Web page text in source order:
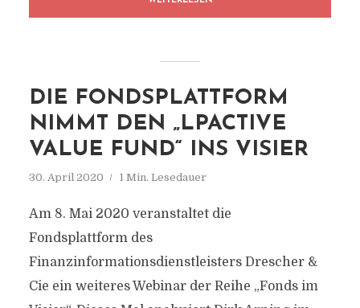
DIE FONDSPLATTFORM
NIMMT DEN „LPACTIVE
VALUE FUND“ INS VISIER
30. April 2020 1 Min. Lesedauer
Am 8. Mai 2020 veranstaltet die
Fondsplattform des
Finanzinformationsdienstleisters Drescher &
Cie ein weiteres Webinar der Reihe „Fonds im